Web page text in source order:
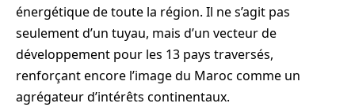
énergétique de toute la région. Il ne s’agit pas
seulement d’un tuyau, mais d’un vecteur de
développement pour les 13 pays traversés,
renforçant encore l’image du Maroc comme un
agrégateur d’intérêts continentaux.